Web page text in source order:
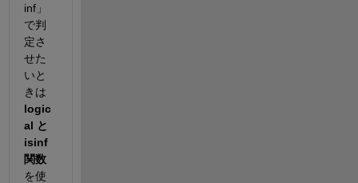
inf」
で判
定さ
せた
いと
きは
logic
al と
isinf
関数
を使